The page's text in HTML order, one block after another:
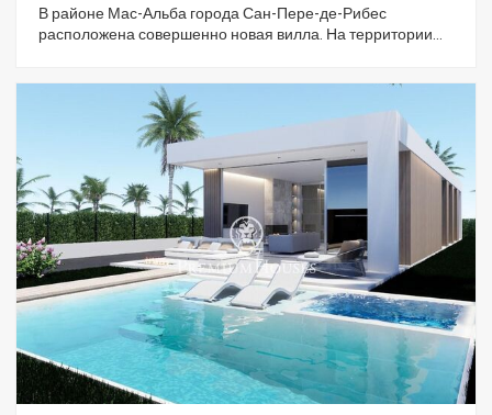
В районе Мас-Альба города Сан-Пере-де-Рибес
расположена совершенно новая вилла. На территории
с выходом в сад и к бассейну. Рядом находятся кухня
открытой планировки и полностью оборудованная ванная
двуспальными кроватями, одна из которых имеет
собственную ванную комнату. Все спальни имеют выход
на террасу. В доме есть парковочное место во дворе.
Завершение строительства запланировано на 2026 год.
Район Мас-Альба отличается близостью к природному
парку Гарраф и спокойствием. И всё это благодаря
отличному транспортному сообщению с Ситжесом и
автомагистралью C-32, ведущей в Барселону и аэропорт
Эль-Прат.